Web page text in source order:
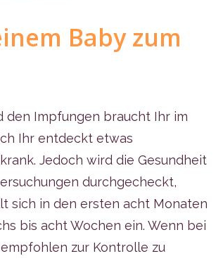
Baby zum
Impfungen braucht Ihr im
Ihr entdeckt etwas
Jedoch wird die Gesundheit
durchgecheckt,
sich in den ersten acht Monaten
bis acht Wochen ein. Wenn bei
zur Kontrolle zu